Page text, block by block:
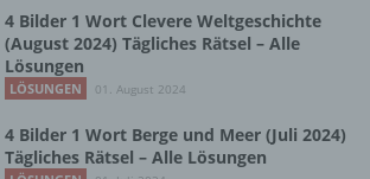
4 Bilder 1 Wort Clevere Weltgeschichte
(August 2024) Tägliches Rätsel – Alle
Lösungen
LÖSUNGEN 01. August 2024
4 Bilder 1 Wort Berge und Meer (Juli 2024)
Tägliches Rätsel – Alle Lösungen
Verantwortlichen verarbeitet
ist jeder mit oder ohne Hilfe